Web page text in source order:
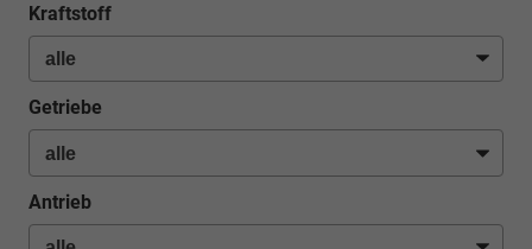
Kraftstoff
Getriebe
Antrieb